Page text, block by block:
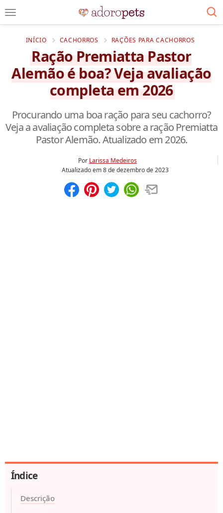
INÍCIO CACHORROS RAÇÕES PARA CACHORROS
Ração Premiatta Pastor
Alemão é boa? Veja avaliação
completa em 2026
Procurando uma boa ração para seu cachorro?
Veja a avaliação completa sobre a ração Premiatta
Pastor Alemão. Atualizado em 2026.
Por Larissa Medeiros
Atualizado em8 de dezembro de 2023
Índice
Descrição